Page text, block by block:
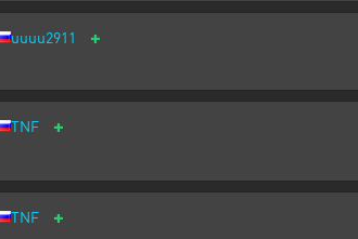
uuuu2911 +
TNF +
TNF +